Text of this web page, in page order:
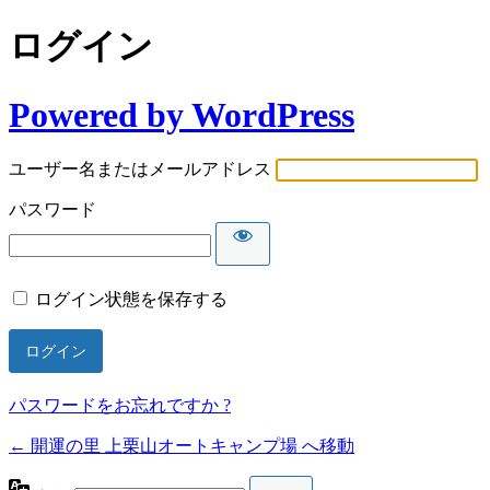
ログイン
Powered by WordPress
ユーザー名またはメールアドレス
パスワード
ログイン状態を保存する
パスワードをお忘れですか ?
← 開運の里 上栗山オートキャンプ場 へ移動